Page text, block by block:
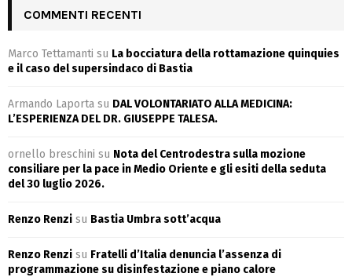
COMMENTI RECENTI
Marco Tettamanti su La bocciatura della rottamazione quinquies
e il caso del supersindaco di Bastia
Armando Laporta su DAL VOLONTARIATO ALLA MEDICINA:
L’ESPERIENZA DEL DR. GIUSEPPE TALESA.
ornello breschini su Nota del Centrodestra sulla mozione
consiliare per la pace in Medio Oriente e gli esiti della seduta
del 30 luglio 2026.
Renzo Renzi su Bastia Umbra sott’acqua
Renzo Renzi su Fratelli d’Italia denuncia l’assenza di
programmazione su disinfestazione e piano calore